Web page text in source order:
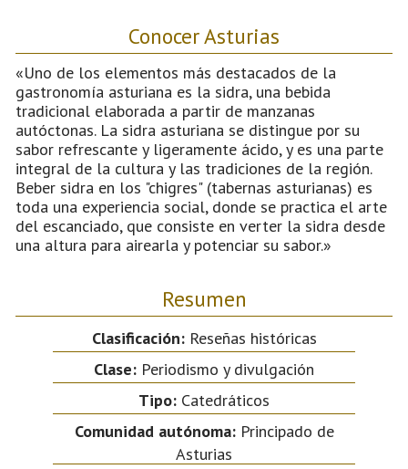
Conocer Asturias
«Uno de los elementos más destacados de la
gastronomía asturiana es la sidra, una bebida
tradicional elaborada a partir de manzanas
autóctonas. La sidra asturiana se distingue por su
sabor refrescante y ligeramente ácido, y es una parte
integral de la cultura y las tradiciones de la región.
Beber sidra en los "chigres" (tabernas asturianas) es
toda una experiencia social, donde se practica el arte
del escanciado, que consiste en verter la sidra desde
una altura para airearla y potenciar su sabor.»
Resumen
Clasificación:Reseñas históricas
Clase: Periodismo y divulgación
Tipo: Catedráticos
Comunidad autónoma:Principado de
Asturias